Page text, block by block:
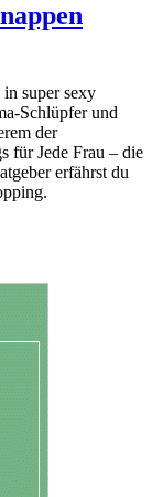
super sexy
Schlüpfer und
der
für Jede Frau – die
erfährst du